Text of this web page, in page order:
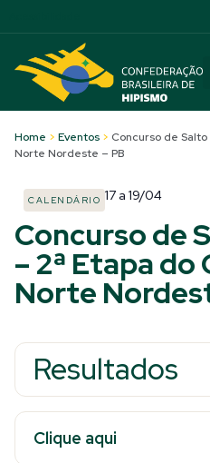
Home > Eventos > Concurso de
Norte Nordeste – PB
CALENDÁRIO 17 a 19/04
Concurso de
– 2ª Etapa do
Norte
Resultados
Clique aqui